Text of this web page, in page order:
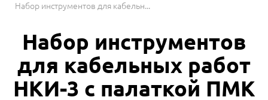
Набор инструментов для кабельн...
Набор инструментов
для кабельных работ
НКИ-3 с палаткой ПМК